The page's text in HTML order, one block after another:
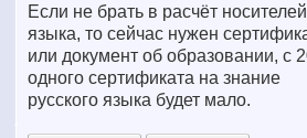
Если не брать в расчёт носителей
языка, то сейчас нужен
или документ об образовании, с
одного сертификата на знание
русского языка будет мало.